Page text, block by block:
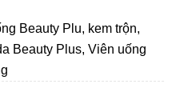
Beauty Plu, kem trộn,
Beauty Plus, Viên uống